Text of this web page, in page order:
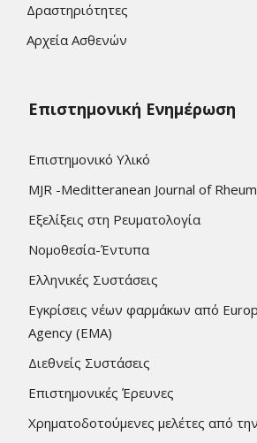
Δραστηριότητες
Αρχεία Ασθενών
Επιστημονική Ενημέρωση
Επιστημονικό Υλικό
MJR -Meditteranean Journal of
Εξελίξεις στη Ρευματολογία
Νομοθεσία-Έντυπα
Ελληνικές Συστάσεις
Εγκρίσεις νέων φαρμάκων από
Agency (EMA)
Διεθνείς Συστάσεις
Επιστημονικές Έρευνες
Χρηματοδοτούμενες μελέτες από